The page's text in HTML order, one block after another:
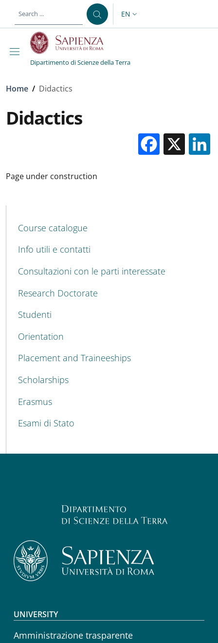
LANGUAGE SWITCHER:
EN
Dipartimento di Scienze della Terra
Breadcrumb
Home / Didactics
Didactics
X
Page under construction
MENU CEV SECOND NAVIGATION
Course catalogue
Info utili e contatti
Consultazioni con le parti interessate
Research Doctorate
Studenti
Orientation
Placement and Traineeships
Scholarships
Erasmus
Esami di Stato
Footer menu
UNIVERSITY
Amministrazione trasparente